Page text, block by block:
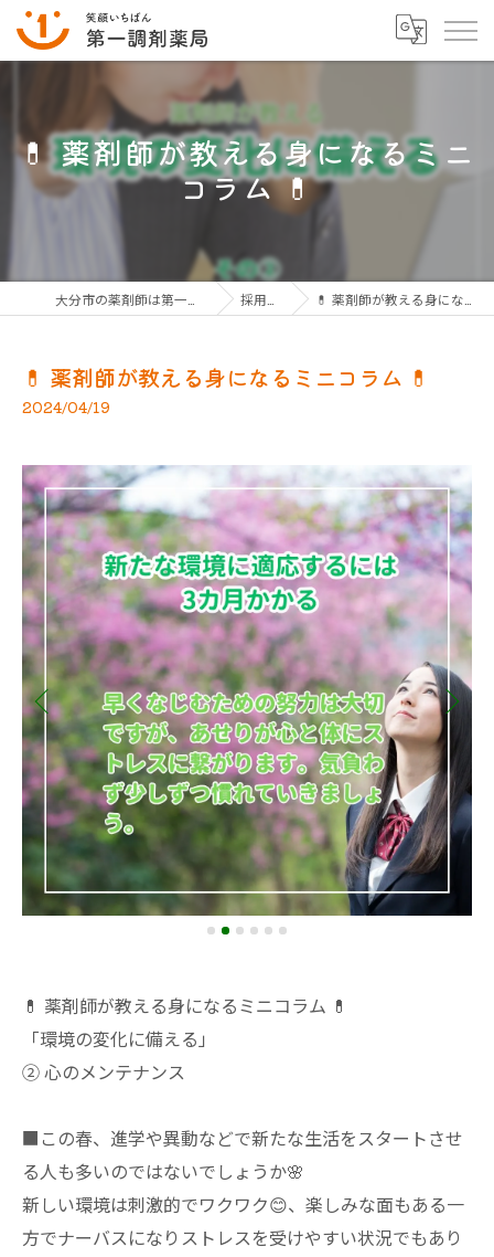
💊 薬剤師が教える身になるミニ
コラム 💊
採用ブログ 💊 薬剤師が教える身になるミニコラム 💊
💊 薬剤師が教える身になるミニコラム 💊
2024/04/19
💊 薬剤師が教える身になるミニコラム 💊
「環境の変化に備える」
② 心のメンテナンス
■この春、進学や異動などで新たな生活をスタートさせ
る人も多いのではないでしょうか🌸
新しい環境は刺激的でワクワク😊、楽しみな面もある一
方でナーバスになりストレスを受けやすい状況でもあり